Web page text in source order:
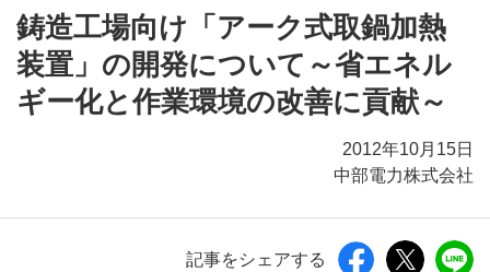
鋳造工場向け「アーク式取鍋加熱
装置」の開発について～省エネル
ギー化と作業環境の改善に貢献～
2012年10月15日
中部電力株式会社
記事をシェアする